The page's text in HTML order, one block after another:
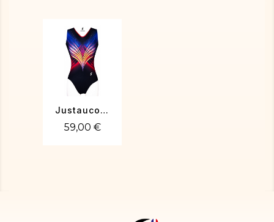
Justaucorps de gym ORIA-01
59,00 €